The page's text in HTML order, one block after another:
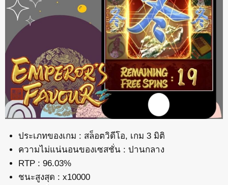
ประเภทของเกม : สล็อตวิดีโอ, เกม 3 มิติ
ความไม่แน่นอนของเซสชั่น : ปานกลาง
RTP : 96.03%
ชนะสูงสุด : x10000